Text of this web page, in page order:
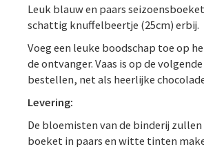
Leuk blauw en paars
schattig knuffelbeertje (25cm) erbij.
Voeg een leuke boodschap toe op
de ontvanger. Vaas is op de
bestellen, net als heerlijke
Levering:
De bloemisten van de binderij
boeket in paars en witte tinten